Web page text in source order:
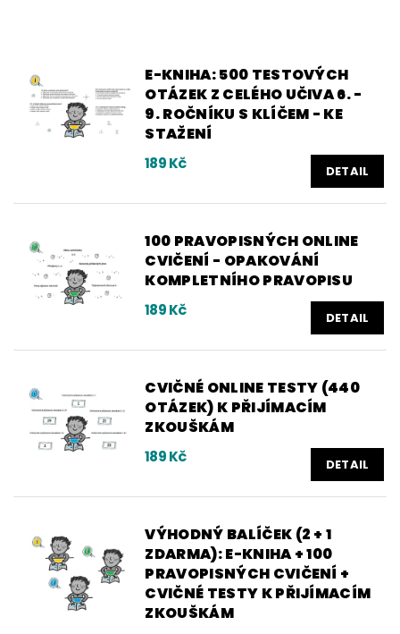
E-KNIHA: 500 TESTOVÝCH
OTÁZEK Z CELÉHO UČIVA 6. -
9. ROČNÍKU S KLÍČEM - KE
STAŽENÍ
189 Kč DETAIL
100 PRAVOPISNÝCH ONLINE
CVIČENÍ - OPAKOVÁNÍ
KOMPLETNÍHO PRAVOPISU
189 Kč DETAIL
CVIČNÉ ONLINE TESTY (440
OTÁZEK) K PŘIJÍMACÍM
ZKOUŠKÁM
189 Kč DETAIL
VÝHODNÝ BALÍČEK (2 + 1
ZDARMA): E-KNIHA + 100
PRAVOPISNÝCH CVIČENÍ +
CVIČNÉ TESTY K PŘIJÍMACÍM
ZKOUŠKÁM